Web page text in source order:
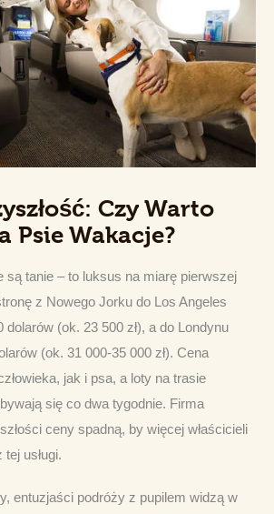
Czy Warto
Psie Wakacje?
są tanie – to luksus na miarę pierwszej
z Nowego Jorku do Los Angeles
dolarów (ok. 23 500 zł), a do Londynu
(ok. 31 000-35 000 zł). Cena
jak i psa, a loty na trasie
się co dwa tygodnie. Firma
ceny spadną, by więcej właścicieli
usługi.
entuzjaści podróży z pupilem widzą w